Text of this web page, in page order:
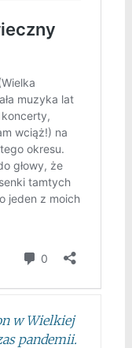
w Wielkiej
pandemii.